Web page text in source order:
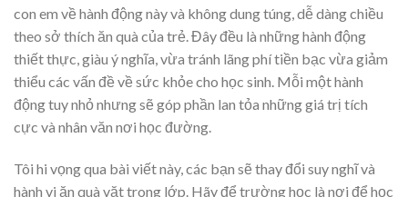
con em về hành động này và không dung túng, dễ dàng chiều
theo sở thích ăn quà của trẻ. Đây đều là những hành động
thiết thực, giàu ý nghĩa, vừa tránh lãng phí tiền bạc vừa giảm
thiểu các vấn đề về sức khỏe cho học sinh. Mỗi một hành
động tuy nhỏ nhưng sẽ góp phần lan tỏa những giá trị tích
cực và nhân văn nơi học đường.
Tôi hi vọng qua bài viết này, các bạn sẽ thay đổi suy nghĩ và
hành vi ăn quà vặt trong lớp. Hãy để trường học là nơi để học